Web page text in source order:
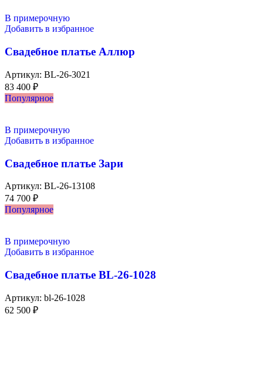
В примерочную
Добавить в избранное
Свадебное платье Аллюр
Артикул: BL-26-3021
83 400 ₽
Популярное
В примерочную
Добавить в избранное
Свадебное платье Зари
Артикул: BL-26-13108
74 700 ₽
Популярное
В примерочную
Добавить в избранное
Свадебное платье BL-26-1028
Артикул: bl-26-1028
62 500 ₽